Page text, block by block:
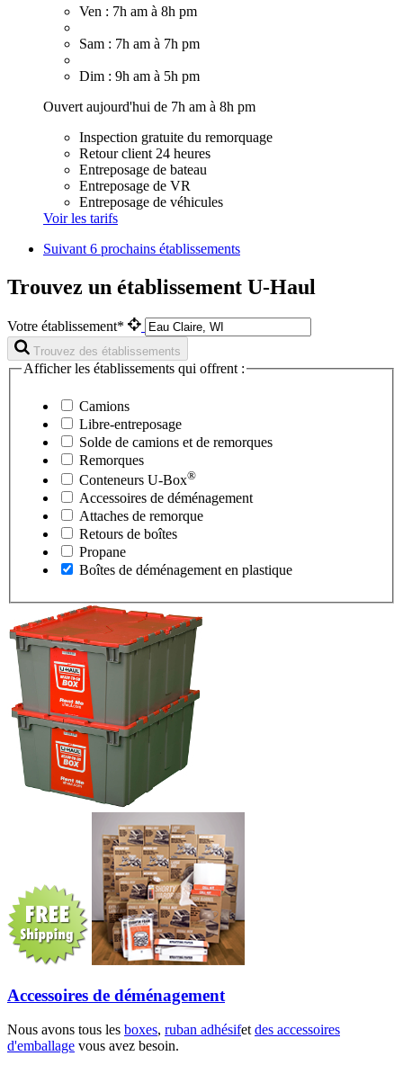
Ven : 7h am à 8h pm
Sam : 7h am à 7h pm
Dim : 9h am à 5h pm
Ouvert aujourd'hui de 7h am à 8h pm
Inspection gratuite du remorquage
Retour client 24 heures
Entreposage de bateau
Entreposage de VR
Entreposage de véhicules
Voir les tarifs
Suivant6 prochains établissements
Trouvez un établissement U-Haul
Votre établissement*
Trouvez des établissements
Afficher les établissements qui offrent :
Camions
Libre-entreposage
Solde de camions et de remorques
Remorques
Conteneurs U-Box®
Accessoires de déménagement
Attaches de remorque
Retours de boîtes
Propane
Boîtes de déménagement en plastique
Accessoires de déménagement
Nous avons tous les boxes, ruban adhésifet des accessoires
d'emballage vous avez besoin.